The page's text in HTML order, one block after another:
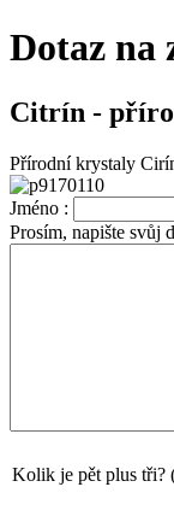
Dotaz na
Citrín -
Přírodní krystaly
Jméno :
Prosím, napište svůj
Kolik je pět plus tři?